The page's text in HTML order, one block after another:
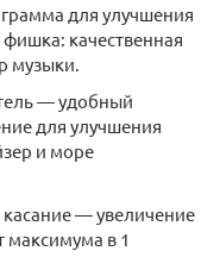
для улучшения
качественная
музыки.
— удобный
для улучшения
и море
— увеличение
максимума в 1